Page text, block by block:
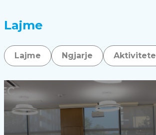
Lajme
Lajme Ngjarje Aktivitete